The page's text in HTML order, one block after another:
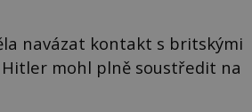
navázat kontakt s britskými
mohl plně soustředit na